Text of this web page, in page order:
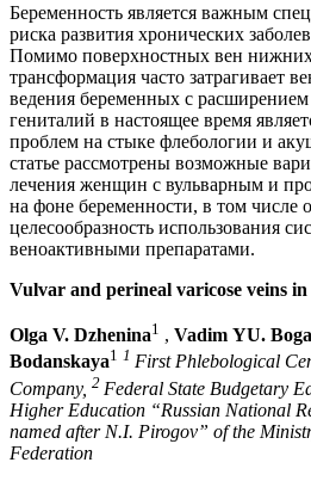
Беременность является важным
риска развития хронических
Помимо поверхностных вен нижних
трансформация часто затрагивает
ведения беременных с
гениталий в настоящее время
проблем на стыке флебологии и
статье рассмотрены возможные
лечения женщин с вульварным и
на фоне беременности, в том числе
целесообразность использования
веноактивными препаратами.
Vulvar and perineal varicose veins
Olga V. Dzhenina1 , Vadim YU.
Bodanskaya1 1 First Phlebological
Company, 2 Federal State Budgetary
Higher Education “Russian National
named after N.I. Pirogov” of the
Federation